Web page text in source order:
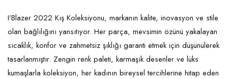
I’Blazer 2022 Kış Koleksiyonu, markanın kalite, inovasyon ve stile
olan bağlılığını yansıtıyor. Her parça, mevsimin özünü yakalayan
sıcaklık, konfor ve zahmetsiz şıklığı garanti etmek için düşünülerek
tasarlanmıştır. Zengin renk paleti, karmaşık desenler ve lüks
kumaşlarla koleksiyon, her kadının bireysel tercihlerine hitap eden